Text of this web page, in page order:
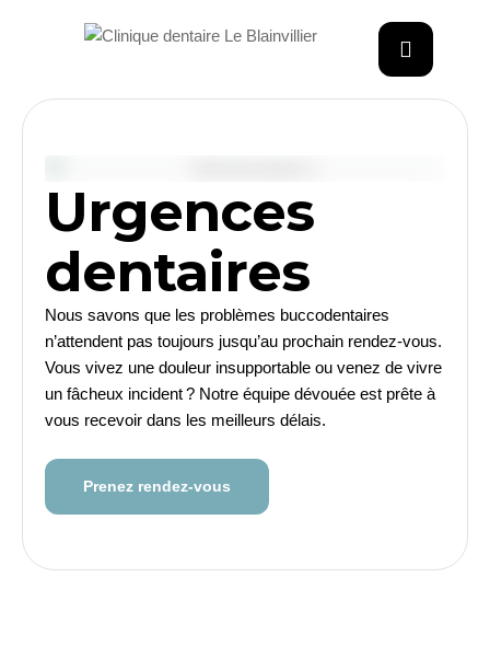
Urgences
dentaires
Nous savons que les problèmes buccodentaires
n’attendent pas toujours jusqu’au prochain rendez-vous.
Vous vivez une douleur insupportable ou venez de vivre
un fâcheux incident ? Notre équipe dévouée est prête à
vous recevoir dans les meilleurs délais.
Prenez rendez-vous